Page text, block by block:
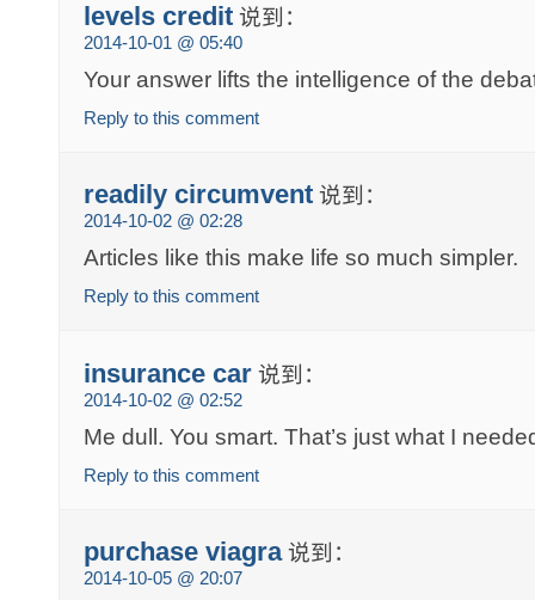
levels credit 说到：
2014-10-01 @ 05:40
Your answer lifts the intelligence of the
Reply to this comment
readily circumvent 说到：
2014-10-02 @ 02:28
Articles like this make life so much simpler.
Reply to this comment
insurance car 说到：
2014-10-02 @ 02:52
Me dull. You smart. That’s just what I
Reply to this comment
purchase viagra 说到：
2014-10-05 @ 20:07